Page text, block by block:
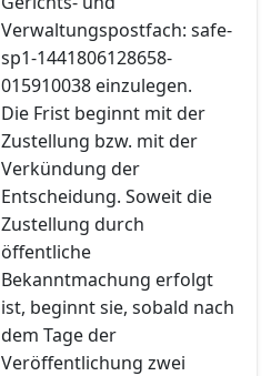
Verwaltungspostfach: safe-
sp1-1441806128658-
015910038 einzulegen.
Die Frist beginnt mit der
Zustellung bzw. mit der
Verkündung der
Entscheidung. Soweit die
Zustellung durch
öffentliche
Bekanntmachung erfolgt
ist, beginnt sie, sobald nach
dem Tage der
Veröffentlichung zwei